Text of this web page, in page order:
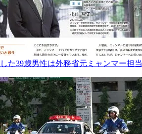
した39歳男性は外務省元ミャンマー担当